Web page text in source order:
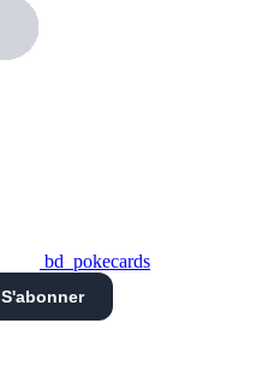
bd_pokecards
S'abonner